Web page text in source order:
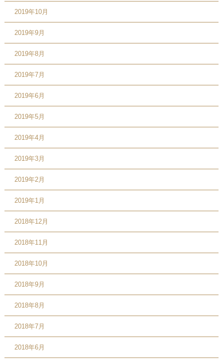
2019年10月
2019年9月
2019年8月
2019年7月
2019年6月
2019年5月
2019年4月
2019年3月
2019年2月
2019年1月
2018年12月
2018年11月
2018年10月
2018年9月
2018年8月
2018年7月
2018年6月